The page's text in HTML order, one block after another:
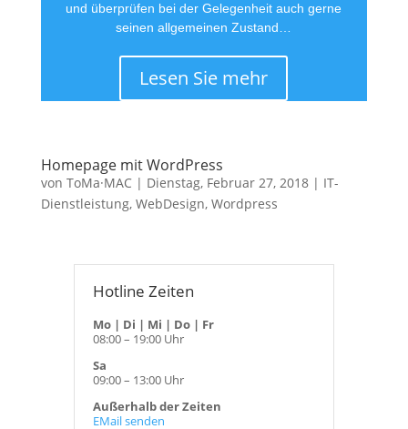
und überprüfen bei der Gelegenheit auch gerne
seinen allgemeinen Zustand…
Lesen Sie mehr
Homepage mit WordPress
von ToMa·MAC| Dienstag, Februar 27, 2018| IT-
Dienstleistung, WebDesign, Wordpress
Hotline Zeiten
Mo | Di | Mi | Do | Fr
08:00 – 19:00 Uhr
Sa
09:00 – 13:00 Uhr
Außerhalb der Zeiten
EMail senden